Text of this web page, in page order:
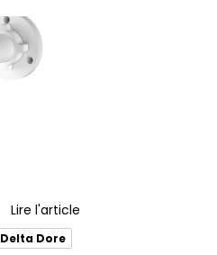
Lire l'article
Delta Dore